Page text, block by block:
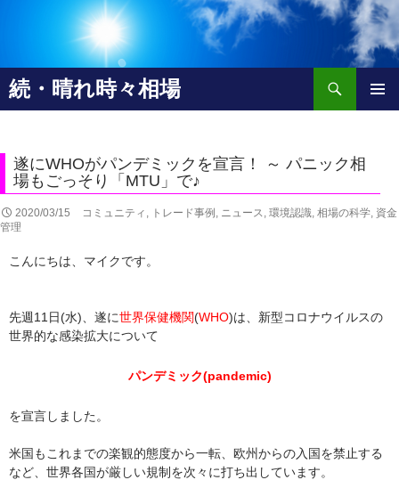
続・晴れ時々相場
検
索
コ
ン
ツ
へ
移
動
遂にWHOがパンデミックを宣言！ ～ パニック相
場もごっそり「MTU」で♪
2020/03/15 コミュニティ , トレード事例 , ニュース, 環境認識, 相場の科学, 資金
管理
こんにちは、マイクです。
先週11日(水)、遂に世界保健機関(WHO)は、新型コロナウイルスの
世界的な感染拡大について
パンデミック(pandemic)
を宣言しました。
米国もこれまでの楽観的態度から一転、欧州からの入国を禁止する
など、世界各国が厳しい規制を次々に打ち出しています。